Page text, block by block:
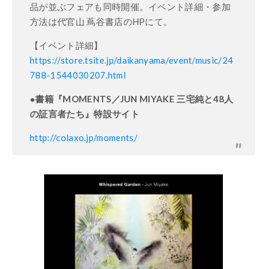
品が並ぶフェアも同時開催。イベント詳細・参加
方法は代官山 蔦谷書店のHPにて。
【イベント詳細】
https://store.tsite.jp/daikanyama/event/music/24
788-1544030207.html
●書籍『MOMENTS／JUN MIYAKE 三宅純と48人
の証言者たち』特設サイト
http://colaxo.jp/moments/